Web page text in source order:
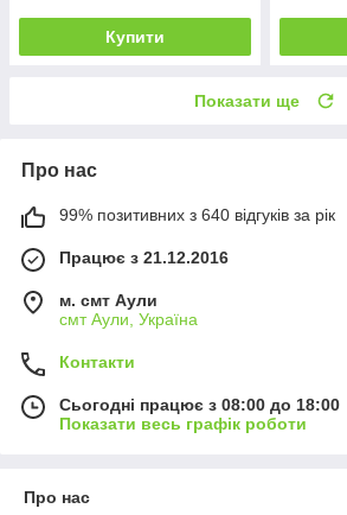
Купити
Показати ще
Про нас
99% позитивних з 640 відгуків за рік
Працює з 21.12.2016
м. смт Аули
смт Аули, Україна
Контакти
Сьогодні працює з 08:00 до 18:00
Показати весь графік роботи
Про нас